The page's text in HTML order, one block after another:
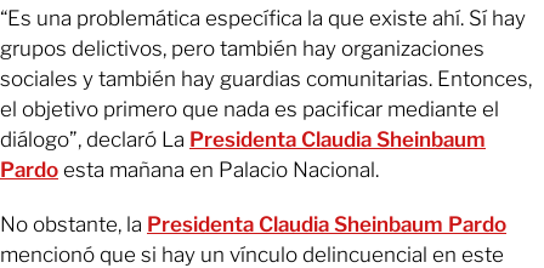
“Es una problemática específica la que existe ahí. Sí hay
grupos delictivos, pero también hay organizaciones
sociales y también hay guardias comunitarias. Entonces,
el objetivo primero que nada es pacificar mediante el
diálogo”, declaró La Presidenta Claudia Sheinbaum
Pardo esta mañana en Palacio Nacional.
No obstante, la Presidenta Claudia Sheinbaum Pardo
mencionó que si hay un vínculo delincuencial en este